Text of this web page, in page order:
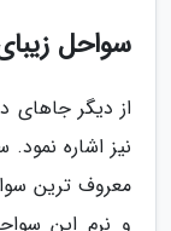
سواحل
از دیگر جاهای
نیز اشاره
معروف ترین
و نرم این